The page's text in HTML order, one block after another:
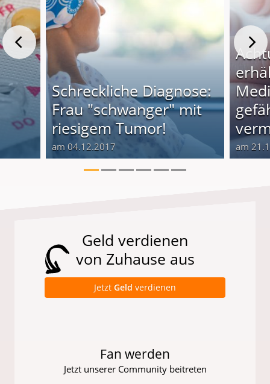
Schreckliche Diagnose:
Frau "schwanger" mit
riesigem Tumor!
am 04.12.2017 am
Geld verdienen
von Zuhause aus
Jetzt Geld verdienen
Fan werden
Jetzt unserer Community beitreten